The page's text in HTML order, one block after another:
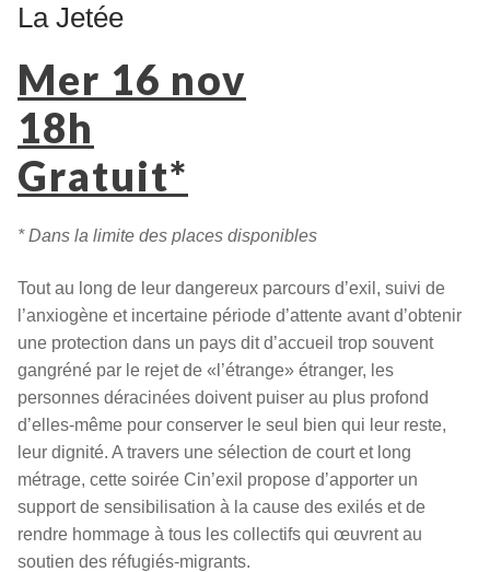
La Jetée
Mer 16 nov
18h
Gratuit*
* Dans la limite des places disponibles
Tout au long de leur dangereux parcours d’exil, suivi de
l’anxiogène et incertaine période d’attente avant d’obtenir
une protection dans un pays dit d’accueil trop souvent
gangréné par le rejet de «l’étrange» étranger, les
personnes déracinées doivent puiser au plus profond
d’elles-même pour conserver le seul bien qui leur reste,
leur dignité. A travers une sélection de court et long
métrage, cette soirée Cin’exil propose d’apporter un
support de sensibilisation à la cause des exilés et de
rendre hommage à tous les collectifs qui œuvrent au
soutien des réfugiés-migrants.